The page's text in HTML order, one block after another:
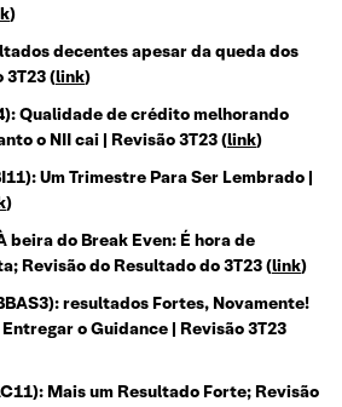
)
decentes apesar da queda dos
3T23 (link)
Qualidade de crédito melhorando
o NII cai | Revisão 3T23 (link)
Um Trimestre Para Ser Lembrado |
)
beira do Break Even: É hora de
Revisão do Resultado do 3T23 (link)
resultados Fortes, Novamente!
o Guidance | Revisão 3T23
Mais um Resultado Forte; Revisão